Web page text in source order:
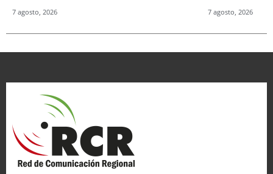
7 agosto, 2026 7 agosto, 2026